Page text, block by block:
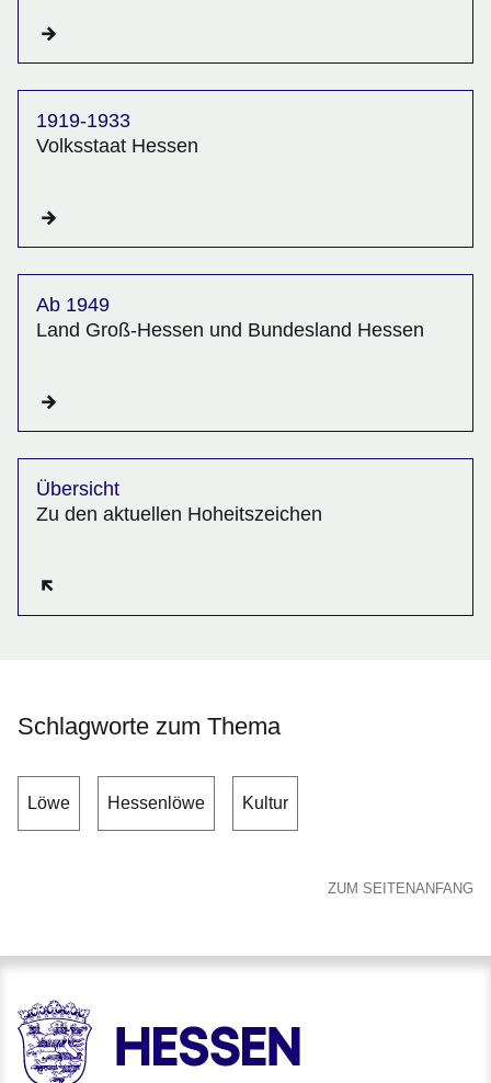
1919-1933
Volksstaat Hessen
Ab 1949
Land Groß-Hessen und Bundesland Hessen
Übersicht
Zu den aktuellen Hoheitszeichen
Schlagworte zum Thema
Löwe Hessenlöwe Kultur
ZUM SEITENANFANG